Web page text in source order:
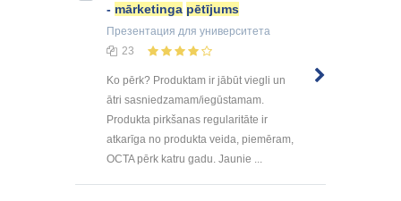
- mārketinga pētījums
Презентация для университета
23
Ko pērk? Produktam ir jābūt viegli un
ātri sasniedzamam/iegūstamam.
Produkta pirkšanas regularitāte ir
atkarīga no produkta veida, piemēram,
OCTA pērk katru gadu. Jaunie ...